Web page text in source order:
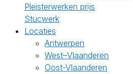
Pleisterwerken prijs
Stucwerk
Locaties
Antwerpen
West–Vlaanderen
Oost-Vlaanderen